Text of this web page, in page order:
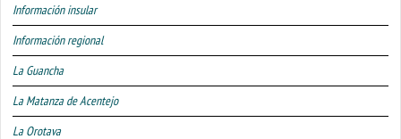
Información insular
Información regional
La Guancha
La Matanza de Acentejo
La Orotava